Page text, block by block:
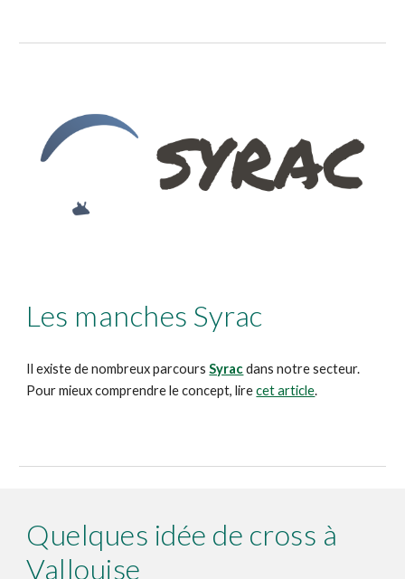
Les manches Syrac
Il existe de nombreux parcoursSyracdans notre secteur.
Pour mieux comprendre le concept, lirecet article.
Quelques idée de cross à
Vallouise